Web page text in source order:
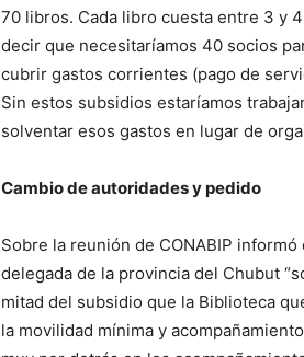
70 libros. Cada libro cuesta entre 3 y
decir que necesitaríamos 40 socios
cubrir gastos corrientes (pago de
Sin estos subsidios estaríamos
solventar esos gastos en lugar de
Cambio de autoridades y pedido
Sobre la reunión de CONABIP
delegada de la provincia del Chubut
mitad del subsidio que la Biblioteca
la movilidad mínima y